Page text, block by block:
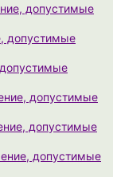
допустимые
допустимые
допустимые
допустимые
допустимые